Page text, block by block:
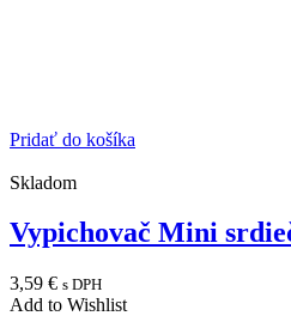
Pridať do košíka
Skladom
Vypichovač Mini
3,59 € s DPH
Add to Wishlist